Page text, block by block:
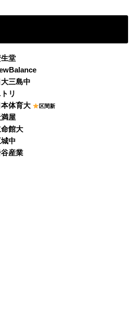
生堂
大三島中
トリ
本体育大 区間新
満屋
命館大
城中
谷産業